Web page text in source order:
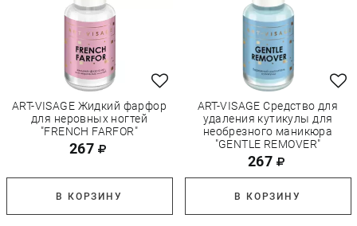
ART-VISAGE Жидкий фарфор
для неровных ногтей
"FRENCH FARFOR"
267
В КОРЗИНУ
ART-VISAGE Средство для
удаления кутикулы для
необрезного маникюра
"GENTLE REMOVER"
267
В КОРЗИНУ